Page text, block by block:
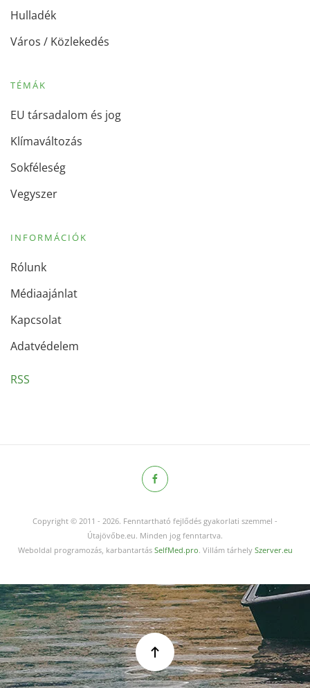
Hulladék
Város / Közlekedés
TÉMÁK
EU társadalom és jog
Klímaváltozás
Sokféleség
Vegyszer
INFORMÁCIÓK
Rólunk
Médiaajánlat
Kapcsolat
Adatvédelem
RSS
Copyright © 2011 - 2026. Fenntartható fejlődés gyakorlati szemmel -
Útajövőbe.eu. Minden jog fenntartva.
Weboldal programozás, karbantartás SelfMed.pro. Villám tárhely Szerver.eu